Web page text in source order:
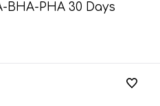
PHA 30 Days